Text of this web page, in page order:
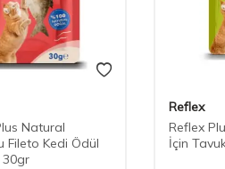
Natural
Fileto Kedi Ödül
30gr
Reflex
Reflex
İçin